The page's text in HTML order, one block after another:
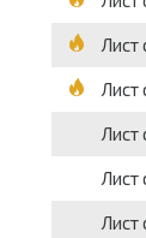
Лист
Лист
Лист
Лист
Лист